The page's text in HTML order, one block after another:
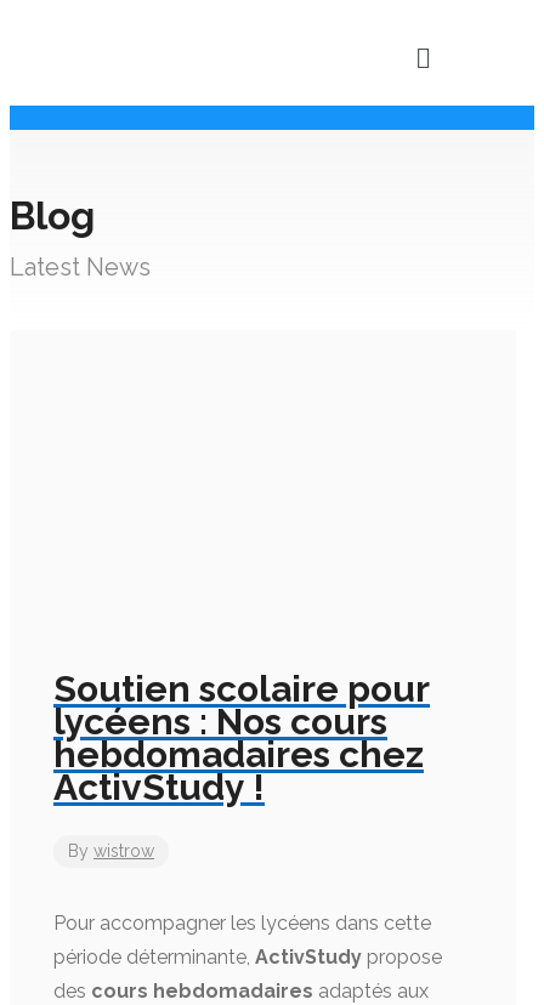
Blog
Latest News
Soutien scolaire pour
lycéens : Nos cours
hebdomadaires chez
ActivStudy !
By wistrow
Pour accompagner les lycéens dans cette
période déterminante, ActivStudy propose
des cours hebdomadaires adaptés aux